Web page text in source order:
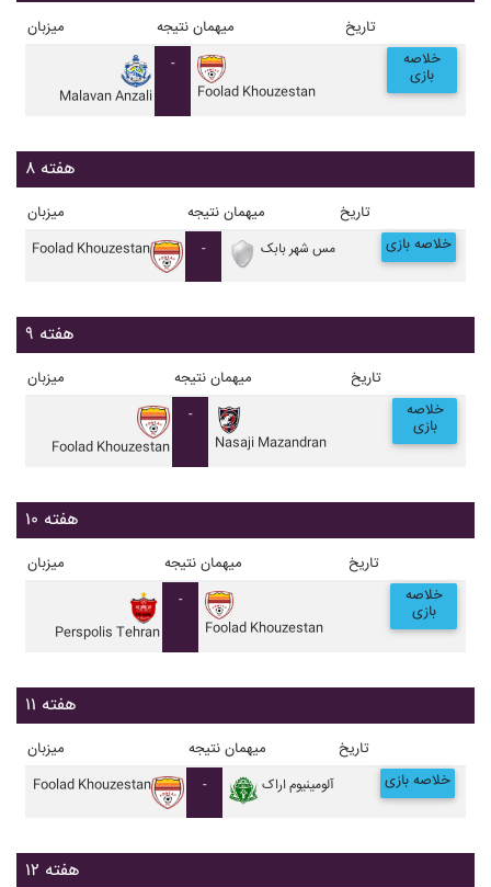
میزبان نتیجه میهمان تاریخ
Malavan Anzali
-
Foolad Khouzestan
خلاصه
بازی
هفته ۸
میزبان نتیجه میهمان تاریخ
Foolad Khouzestan - مس شهر بابک خلاصه بازی
هفته ۹
میزبان نتیجه میهمان تاریخ
Foolad Khouzestan
-
Nasaji Mazandran
خلاصه
بازی
هفته ۱۰
میزبان نتیجه میهمان تاریخ
Perspolis Tehran
-
Foolad Khouzestan
خلاصه
بازی
هفته ۱۱
میزبان نتیجه میهمان تاریخ
Foolad Khouzestan - آلومينيوم اراک خلاصه بازی
هفته ۱۲